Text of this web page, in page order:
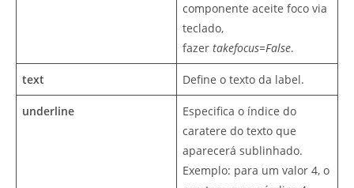
componente aceite foco via
teclado,
fazer takefocus=False.
text Define o texto da label.
underline
Especifica o índice do
caratere do texto que
aparecerá sublinhado.
Exemplo: para um valor 4, o